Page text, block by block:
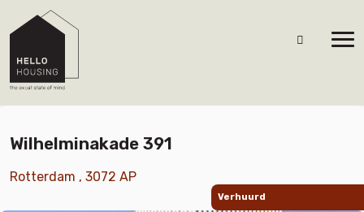
Verhuurd
Wilhelminakade 391
Rotterdam , 3072 AP